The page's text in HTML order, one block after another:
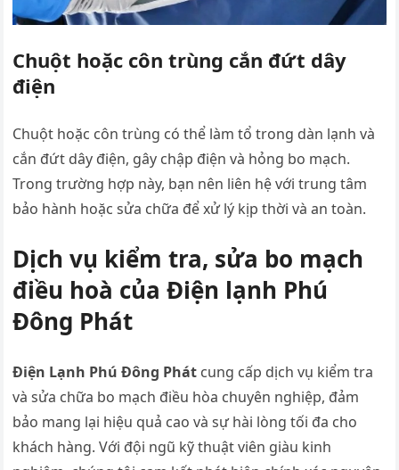
Chuột hoặc côn trùng cắn đứt dây
điện
Chuột hoặc côn trùng có thể làm tổ trong dàn lạnh và
cắn đứt dây điện, gây chập điện và hỏng bo mạch.
Trong trường hợp này, bạn nên liên hệ với trung tâm
bảo hành hoặc sửa chữa để xử lý kịp thời và an toàn.
Dịch vụ kiểm tra, sửa bo mạch
điều hoà của Điện lạnh Phú
Đông Phát
Điện Lạnh Phú Đông Phát cung cấp dịch vụ kiểm tra
và sửa chữa bo mạch điều hòa chuyên nghiệp, đảm
bảo mang lại hiệu quả cao và sự hài lòng tối đa cho
khách hàng. Với đội ngũ kỹ thuật viên giàu kinh